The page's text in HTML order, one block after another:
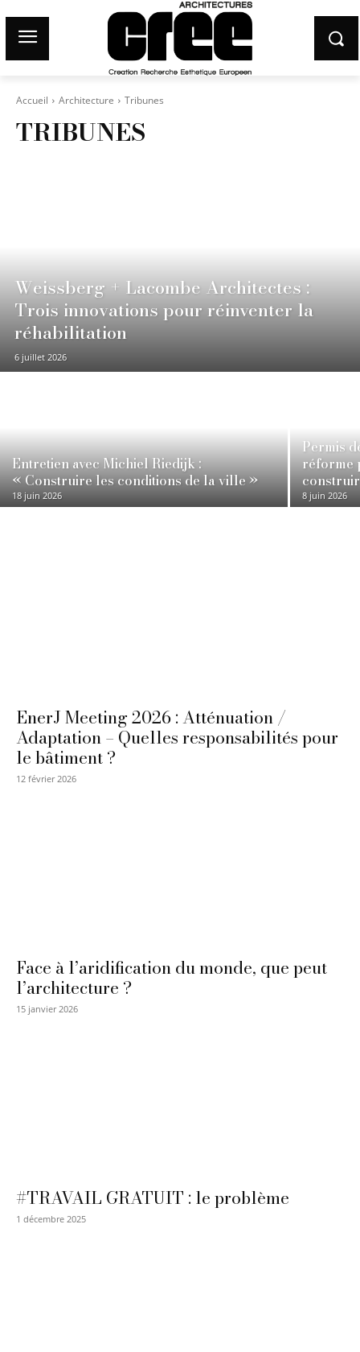
Accueil Architecture Tribunes
TRIBUNES
Weissberg + Lacombe Architectes :
Trois innovations pour réinventer la
réhabilitation
6 juillet 2026
Entretien avec Michiel Riedijk :
« Construire les conditions de la ville »
18 juin 2026
Permis
réforme
8 juin 2026
EnerJ Meeting 2026 : Atténuation /
Adaptation – Quelles responsabilités pour
le bâtiment ?
12 février 2026
Face à l’aridification du monde, que peut
l’architecture ?
15 janvier 2026
#TRAVAIL GRATUIT : le problème
1 décembre 2025